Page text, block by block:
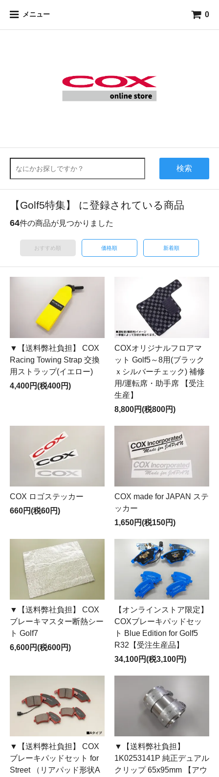
メニュー 0
検索
【Golf5特集】 に登録されている商品
64件の商品が見つかりました
おすすめ順 価格順 新着順
▼【送料弊社負担】 COX
Racing Towing Strap 交換
用ストラップ(イエロー)
4,400円(税400円)
COXオリジナルフロアマ
ット Golf5～8用(ブラック
ｘシルバーチェック) 補修
用/運転席・助手席 【受注
生産】
8,800円(税800円)
COX ロゴステッカー
660円(税60円)
COX made for JAPAN ステ
ッカー
1,650円(税150円)
▼【送料弊社負担】 COX
ブレーキマスター断熱シー
ト Golf7
6,600円(税600円)
【オンラインストア限定】
COXブレーキパッドセッ
ト Blue Edition for Golf5
R32【受注生産品】
34,100円(税3,100円)
▼【送料弊社負担】 COX
ブレーキパッドセット for
Street （リアパッド形状A
▼【送料弊社負担】
1K0253141P 純正デュアル
クリップ 65x95mm 【アウ